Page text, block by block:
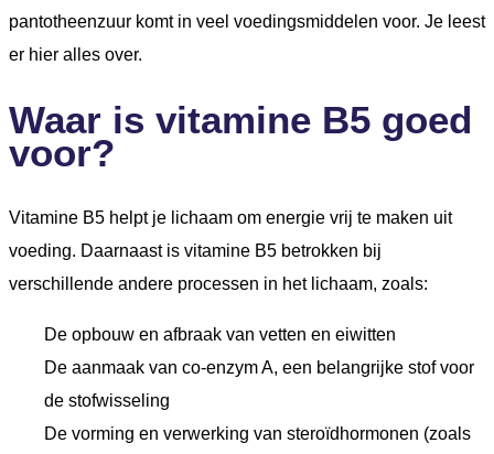
pantotheenzuur komt in veel voedingsmiddelen voor. Je leest
er hier alles over.
Waar is vitamine B5 goed
voor?
Vitamine B5 helpt je lichaam om energie vrij te maken uit
voeding. Daarnaast is vitamine B5 betrokken bij
verschillende andere processen in het lichaam, zoals:
De opbouw en afbraak van vetten en eiwitten
De aanmaak van co-enzym A, een belangrijke stof voor
de stofwisseling
De vorming en verwerking van steroïdhormonen (zoals